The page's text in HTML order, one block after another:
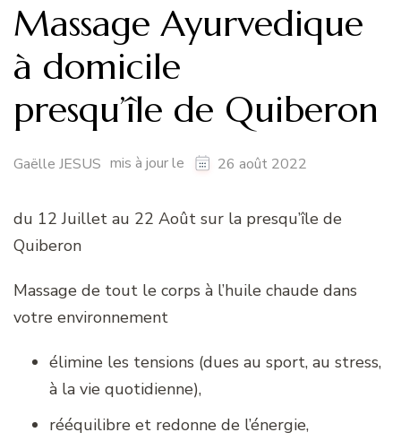
Massage Ayurvedique
à domicile
presqu’île de Quiberon
Gaëlle JESUS mis à jour le 26 août 2022
du 12 Juillet au 22 Août sur la presqu’île de
Quiberon
Massage de tout le corps à l’huile chaude dans
votre environnement
élimine les tensions (dues au sport, au stress,
à la vie quotidienne),
rééquilibre et redonne de l’énergie,